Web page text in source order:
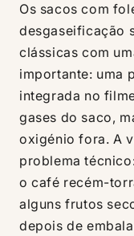
Os sacos com
desgaseificação
clássicas com
importante: uma
integrada no
gases do saco,
oxigénio fora. A
problema
o café recém-
alguns frutos
depois de